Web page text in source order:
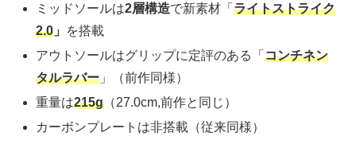
ミッドソールは2層構造で新素材「ライトストライク
2.0 」
を搭載
アウトソールはグリップに定評のある「コンチネン
タルラバー 」（前作同様）
重量は215g （27.0cm,前作と同じ）
カーボンプレートは非搭載（従来同様）